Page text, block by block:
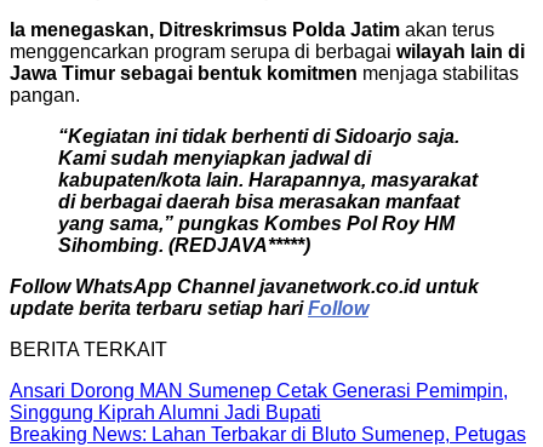
Ia menegaskan, Ditreskrimsus Polda Jatim akan terus
menggencarkan program serupa di berbagai wilayah lain di
Jawa Timur sebagai bentuk komitmen menjaga stabilitas
pangan.
“Kegiatan ini tidak berhenti di Sidoarjo saja.
Kami sudah menyiapkan jadwal di
kabupaten/kota lain. Harapannya, masyarakat
di berbagai daerah bisa merasakan manfaat
yang sama,” pungkas Kombes Pol Roy HM
Sihombing. (REDJAVA*****)
Follow WhatsApp Channel javanetwork.co.id untuk
update berita terbaru setiap hariFollow
BERITA TERKAIT
Ansari Dorong MAN Sumenep Cetak Generasi Pemimpin,
Singgung Kiprah Alumni Jadi Bupati
Breaking News: Lahan Terbakar di Bluto Sumenep, Petugas